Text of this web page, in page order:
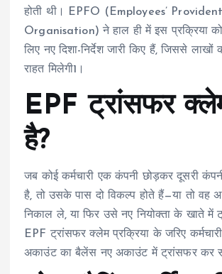
होती थी। EPFO (Employees’
Organisation) ने हाल ही में इस प्रक्रिया
लिए नए दिशा-निर्देश जारी किए हैं, जिससे लाखों
राहत मिलेगी1 ।
EPF ट्रांसफर
है?
जब कोई कर्मचारी एक कंपनी छोड़कर दूसरी
है, तो उसके पास दो विकल्प होते हैं—या तो वह
निकाल ले, या फिर उसे नए नियोक्ता के खाते में
EPF ट्रांसफर क्लेम प्रक्रिया के जरिए
अकाउंट का बैलेंस नए अकाउंट में ट्रांसफर कर